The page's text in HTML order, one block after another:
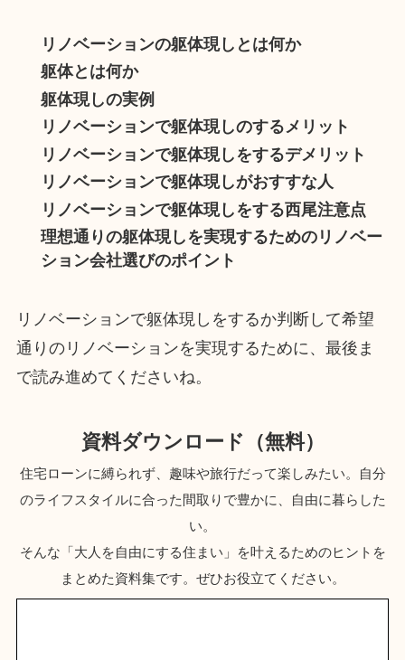
リノベーションの躯体現しとは何か
躯体とは何か
躯体現しの実例
リノベーションで躯体現しのするメリット
リノベーションで躯体現しをするデメリット
リノベーションで躯体現しがおすすな人
リノベーションで躯体現しをする西尾注意点
理想通りの躯体現しを実現するためのリノベー
ション会社選びのポイント
リノベーションで躯体現しをするか判断して希望
通りのリノベーションを実現するために、最後ま
で読み進めてくださいね。
資料ダウンロード（無料）
住宅ローンに縛られず、趣味や旅行だって楽しみたい。自分
のライフスタイルに合った間取りで豊かに、自由に暮らした
い。
そんな「大人を自由にする住まい」を叶えるためのヒントを
まとめた資料集です。ぜひお役立てください。